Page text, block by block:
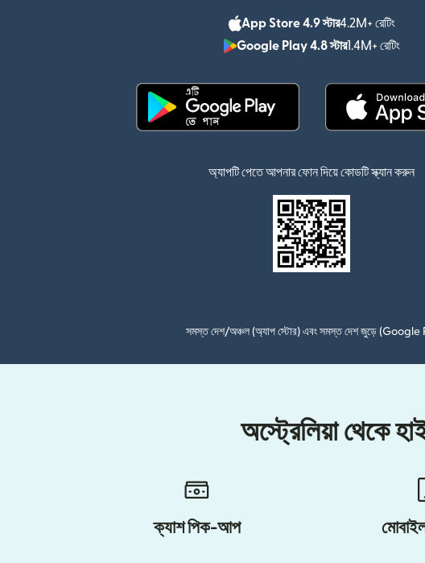
App Store 4.9 স্টার4.2M+ রেটিং
Google Play 4.8 স্টার1.4M+ রেটিং
অ্যাপটি পেতে আপনার ফোন দিয়ে কোডটি স্ক্যান করুন
সমস্ত দেশ/অঞ্চল (অ্যাপ স্টোর) এবং সমস্ত দেশ জুড়ে (Google
অস্ট্রেলিয়া থেকে
ক্যাশ পিক-আপ